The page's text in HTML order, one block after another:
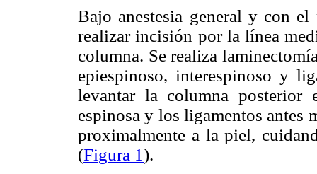
Bajo anestesia general y con
realizar incisión por la línea
columna. Se realiza
epiespinoso, interespinoso y
levantar la columna posterior
espinosa y los ligamentos antes
proximalmente a la piel,
(Figura 1).